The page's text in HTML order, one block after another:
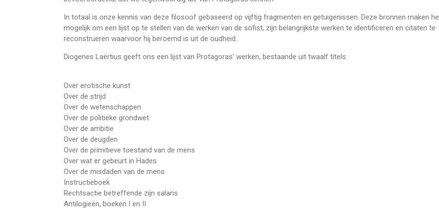
In totaal is onze kennis van deze filosoof gebaseerd op vijftig fragmenten en getuigenissen. Deze bronnen maken
mogelijk om een lijst op te stellen van de werken van de sofist, zijn belangrijkste werken te identificeren en citaten te
reconstrueren waarvoor hij beroemd is uit de oudheid.
Diogenes Laërtius geeft ons een lijst van Protagoras' werken, bestaande uit twaalf titels:
Over erotische kunst
Over de strijd
Over de wetenschappen
Over de politieke grondwet
Over de ambitie
Over de deugden
Over de primitieve toestand van de mens
Over wat er gebeurt in Hades
Over de misdaden van de mens
Instructieboek
Rechtsactie betreffende zijn salaris
Antilogieën, boeken I en II